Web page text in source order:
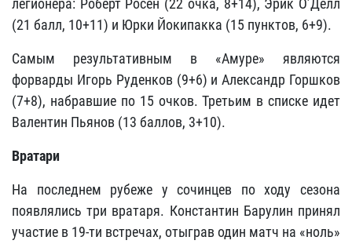
легионера: Роберт Росен (22 очка, 8+14), Эрик О’Делл
(21 балл, 10+11) и Юрки Йокипакка (15 пунктов, 6+9).
Самым результативным в «Амуре» являются
форварды Игорь Руденков (9+6) и Александр Горшков
(7+8), набравшие по 15 очков. Третьим в списке идет
Валентин Пьянов (13 баллов, 3+10).
Вратари
На последнем рубеже у сочинцев по ходу сезона
появлялись три вратаря. Константин Барулин принял
участие в 19-ти встречах, отыграв один матч на «ноль»